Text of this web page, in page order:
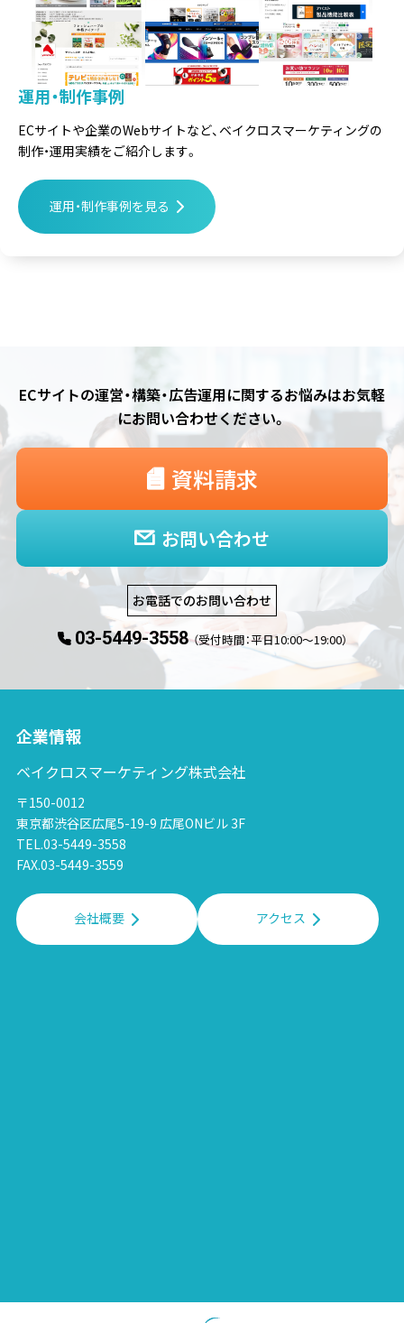
運用・制作事例
ECサイトや企業のWebサイトなど、 ベイクロスマーケティングの
制作・運用実績をご紹介します。
運用・制作事例を見る
ECサイトの運営・構築・広告運用に関するお悩みはお気軽
にお問い合わせください。
お問い合わせ
資料請求
お電話でのお問い合わせ
03-5449-3558 （受付時間：平日10:00〜19:00）
企業情報
ベイクロスマーケティング株式会社
〒150-0012
東京都渋谷区広尾5-19-9 広尾ONビル 3F
TEL.03-5449-3558
FAX.03-5449-3559
会社概要 アクセス